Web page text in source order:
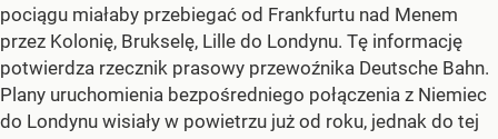
pociągu miałaby przebiegać od Frankfurtu nad Menem
przez Kolonię, Brukselę, Lille do Londynu. Tę informację
potwierdza rzecznik prasowy przewoźnika Deutsche Bahn.
Plany uruchomienia bezpośredniego połączenia z Niemiec
do Londynu wisiały w powietrzu już od roku, jednak do tej